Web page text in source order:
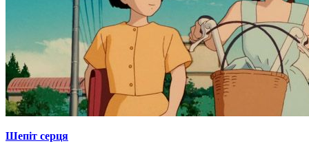
Шепіт серця